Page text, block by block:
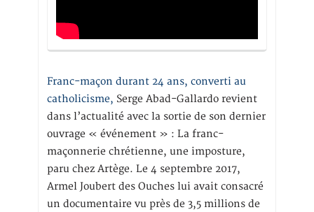
Franc-maçon durant 24 ans, converti au
catholicisme, Serge Abad-Gallardo revient
dans l’actualité avec la sortie de son dernier
ouvrage « événement » : La franc-
maçonnerie chrétienne, une imposture,
paru chez Artège. Le 4 septembre 2017,
Armel Joubert des Ouches lui avait consacré
un documentaire vu près de 3,5 millions de